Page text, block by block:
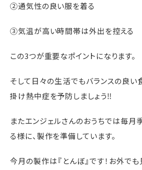
②通気性の良い服を着る
③気温が高い時間帯は外出を控える
この3つが重要なポイントになります。
そして日々の生活でもバランスの良い
掛け熱中症を予防しましょう‼
またエンジェルさんのおうちでは毎
る様に、製作を準備しています。
今月の製作は『とんぼ』です！お外で